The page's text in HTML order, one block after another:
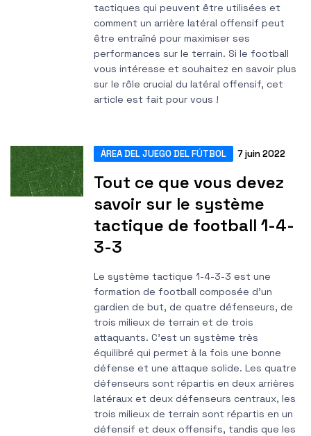
tactiques qui peuvent être utilisées et
comment un arrière latéral offensif peut
être entraîné pour maximiser ses
performances sur le terrain. Si le football
vous intéresse et souhaitez en savoir plus
sur le rôle crucial du latéral offensif, cet
article est fait pour vous !
ÁREA DEL JUEGO DEL FÚTBOL 7 juin 2022
Tout ce que vous devez
savoir sur le système
tactique de football 1-4-
3-3
Le système tactique 1-4-3-3 est une
formation de football composée d'un
gardien de but, de quatre défenseurs, de
trois milieux de terrain et de trois
attaquants. C'est un système très
équilibré qui permet à la fois une bonne
défense et une attaque solide. Les quatre
défenseurs sont répartis en deux arrières
latéraux et deux défenseurs centraux, les
trois milieux de terrain sont répartis en un
défensif et deux offensifs, tandis que les